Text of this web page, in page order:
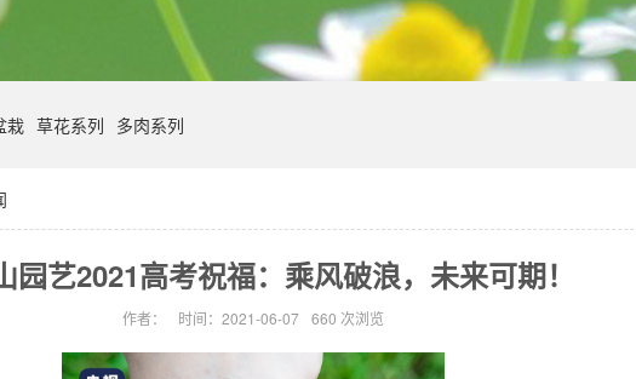
栽 草花系列 多肉系列
园艺2021高考祝福：乘风破浪，未来可期！
作者： 时间：2021-06-07 660 次浏览